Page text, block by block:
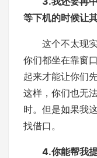
等下机的时候让
这个不太现实
你们都坐在靠窗
起来才能让你们
这样，你们也无
时。但是如果我
找借口。
4.你能帮我